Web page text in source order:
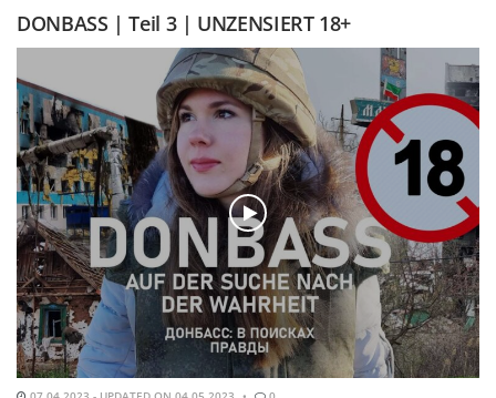
DONBASS | Teil 3 | UNZENSIERT 18+